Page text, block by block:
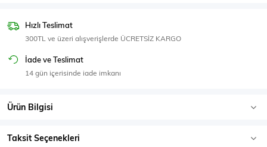
Eşofman Üstü
Hızlı Teslimat
300TL ve üzeri alışverişlerde ÜCRETSİZ KARGO
İade ve Teslimat
14 gün içerisinde iade imkanı
Ürün Bilgisi
Taksit Seçenekleri